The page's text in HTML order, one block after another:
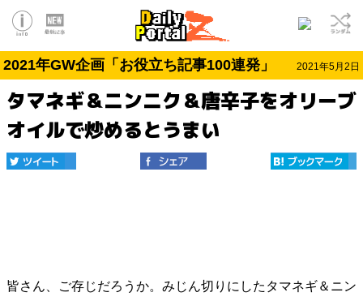
2021年GW企画「お役立ち記事100連発」 2021年5月2日
タマネギ＆ニンニク＆唐辛子をオリーブ
オイルで炒めるとうまい
皆さん、ご存じだろうか。みじん切りにしたタマネギ＆ニン